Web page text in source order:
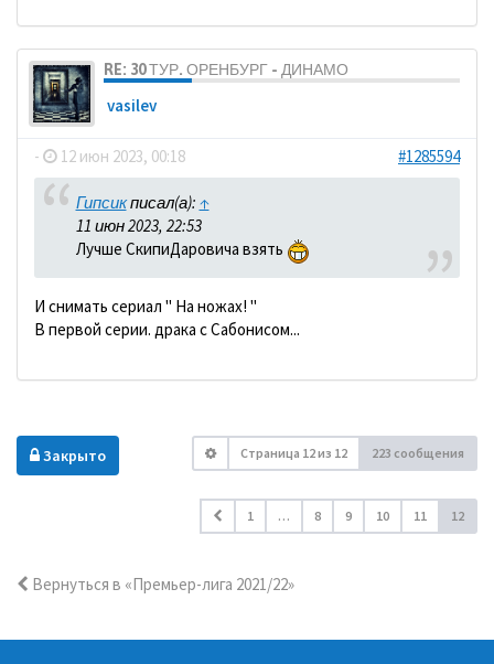
RE: 30 ТУР. ОРЕНБУРГ - ДИНАМО
vasilev
- 12 июн 2023, 00:18 #1285594
Гипсикписал(а): ↑
11 июн 2023, 22:53
Лучше СкипиДаровича взять
И снимать сериал " На ножах! "
В первой серии. драка с Сабонисом...
Закрыто Страница 12из 12 223 сообщения
1 … 8 9 10 11 12
Вернуться в «Премьер-лига 2021/22»